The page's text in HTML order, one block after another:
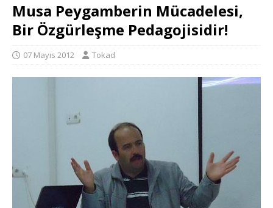
Musa Peygamberin Mücadelesi,
Bir Özgürleşme Pedagojisidir!
07 Mayıs 2012 Tokad